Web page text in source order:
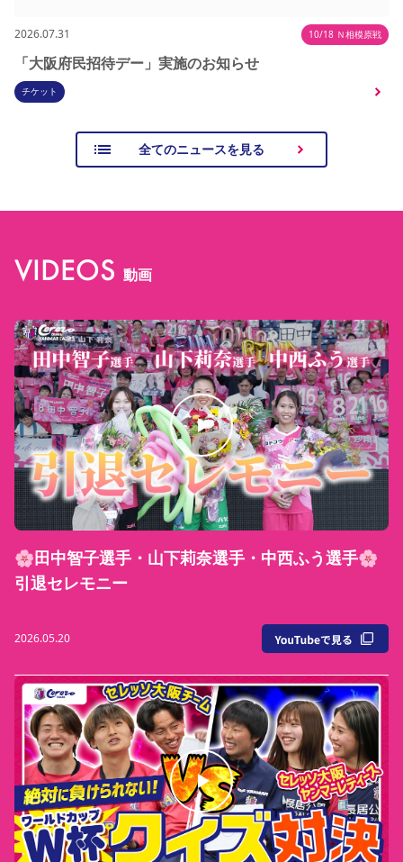
2026.07.31 10/18 Ｎ相模原戦
「大阪府民招待デー」実施のお知らせ
チケット
全てのニュースを見る
VIDEOS 動画
🌸田中智子選手・山下莉奈選手・中西ふう選手🌸
引退セレモニー
2026.05.20